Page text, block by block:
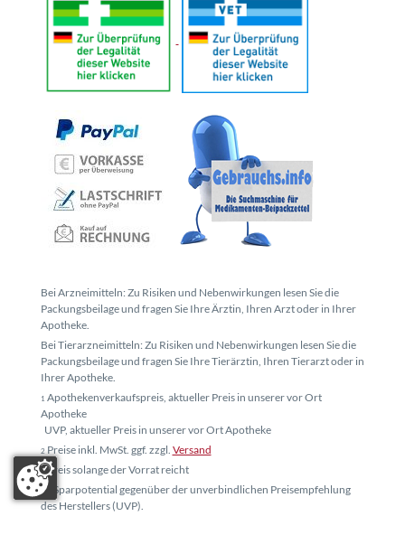
Bei Arzneimitteln: Zu Risiken und Nebenwirkungen lesen Sie die
Packungsbeilage und fragen Sie Ihre Ärztin, Ihren Arzt oder in Ihrer
Apotheke.
Bei Tierarzneimitteln: Zu Risiken und Nebenwirkungen lesen Sie die
Packungsbeilage und fragen Sie Ihre Tierärztin, Ihren Tierarzt oder in
Ihrer Apotheke.
1 Apothekenverkaufspreis, aktueller Preis in unserer vor Ort
Apotheke
UVP, aktueller Preis in unserer vor Ort Apotheke
2Preise inkl. MwSt. ggf. zzgl. Versand
3Preis solange der Vorrat reicht
4* Sparpotential gegenüber der unverbindlichen Preisempfehlung
des Herstellers (UVP).